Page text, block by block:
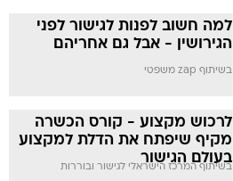
למה חשוב לפנות לגישור לפני
הגירושין - אבל גם אחריהם
בשיתוף zap משפטי
לרכוש מקצוע - קורס הכשרה
מקיף שיפתח את הדלת למקצוע
בעולם הגישור
בשיתוף המרכז הישראלי לגישור ובוררות